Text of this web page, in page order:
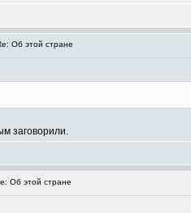
Об этой стране
заговорили.
Об этой стране